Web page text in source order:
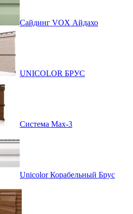
Сайдинг VOX Айдахо
UNICOLOR БРУС
Система Max-3
Unicolor Корабельный Брус